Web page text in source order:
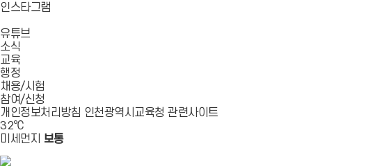
가
인스타그램바
유튜브바
소식
교육
행정
채용/시험
참여/신청
개인정보처리방침 인천광역시교육청 관련사이트
32℃
미세먼지 보통